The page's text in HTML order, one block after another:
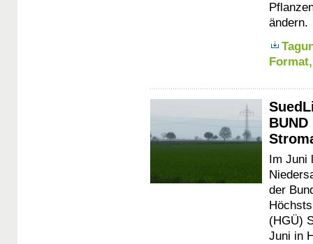
ändern.
Im
der
(HGÜ)
Juni in